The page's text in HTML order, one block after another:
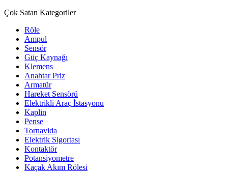
Çok Satan Kategoriler
Röle
Ampul
Sensör
Güç Kaynağı
Klemens
Anahtar Priz
Armatür
Hareket Sensörü
Elektrikli Araç İstasyonu
Kaplin
Pense
Tornavida
Elektrik Sigortası
Kontaktör
Potansiyometre
Kaçak Akım Rölesi